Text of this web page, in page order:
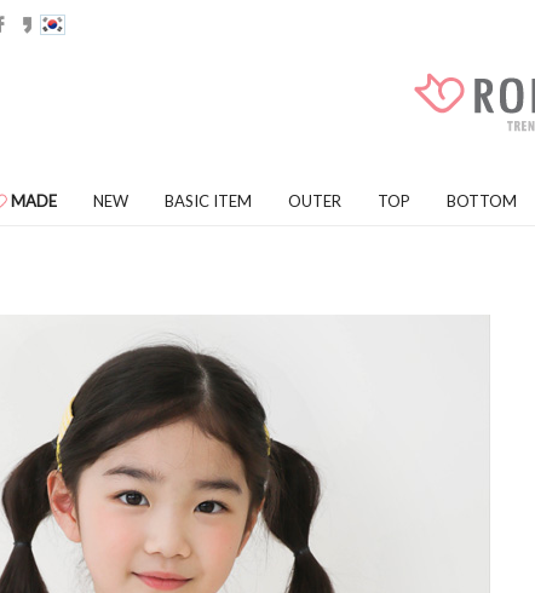
MADE NEW BASIC ITEM OUTER TOP BOTTOM